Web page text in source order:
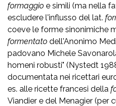
formaggio e simili (ma nella
escludere l'influsso del lat.
coeve le forme sinonimiche
formentato dell'Anonimo
padovano Michele
homeni robusti" (Nystedt
documentata nei ricettari
es. alle ricette francesi della
Viandier e del Menagier (per